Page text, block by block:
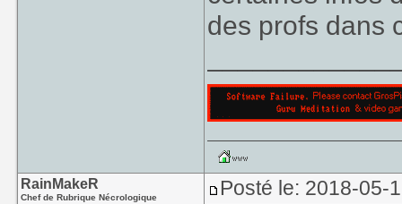
des profs dans
RainMakeR
Chef de Rubrique Nécrologique Posté le: 2018-05-